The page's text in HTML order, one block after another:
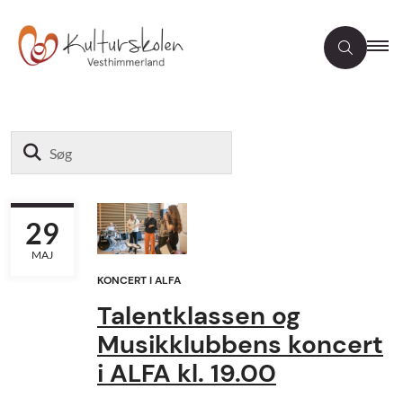
KONCERT I ALFA
Talentklassen og
Musikklubbens koncert
i ALFA kl. 19.00
29
MAJ